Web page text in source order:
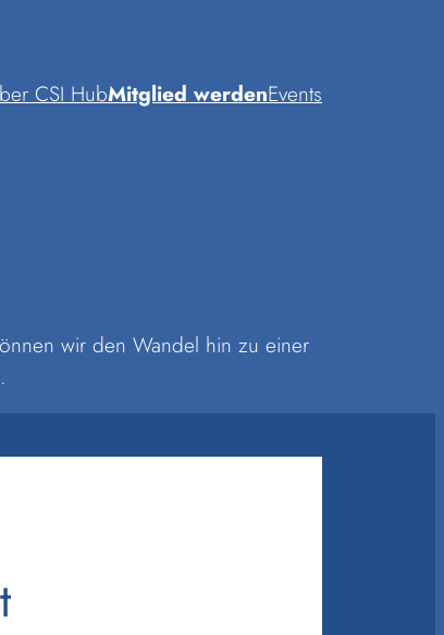
CSI HubMitglied werdenEvents
wir den Wandel hin zu einer